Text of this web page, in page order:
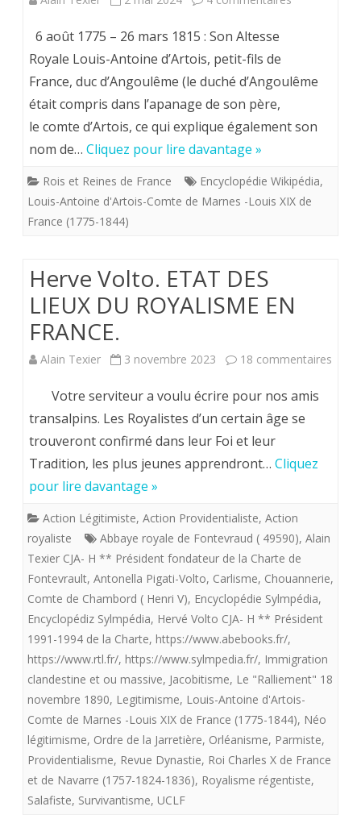
(1775-
Bourbon
pas…
si
peu.
6 août 1775 – 26 mars 1815 : Son Altesse
Royale Louis-Antoine d’Artois, petit-fils de
France, duc d’Angoulême (le duché d’Angoulême
était compris dans l’apanage de son père,
le comte d’Artois, ce qui explique également son
nom de… Cliquez pour lire davantage »
Rois et Reines de France Encyclopédie Wikipédia,
Louis-Antoine d'Artois-Comte de Marnes -Louis XIX de
France (1775-1844)
Herve Volto. ETAT DES
LIEUX DU ROYALISME EN
FRANCE.
Alain Texier 3 novembre 2023 18 commentaires
EN
Votre serviteur a voulu écrire pour nos amis
transalpins. Les Royalistes d’un certain âge se
trouveront confirmé dans leur Foi et leur
Tradition, les plus jeunes apprendront… Cliquez
pour lire davantage »
Action Légitimiste, Action Providentialiste, Action
royaliste
Abbaye royale de Fontevraud ( 49590), Alain
Texier CJA- H ** Président fondateur de la Charte de
Fontevrault, Antonella Pigati-Volto, Carlisme, Chouannerie,
Comte de Chambord ( Henri V), Encyclopédie Sylmpédia,
Encyclopédiz Sylmpédia, Hervé Volto CJA- H ** Président
1991-1994 de la Charte, https://www.abebooks.fr/,
https://www.rtl.fr/, https://www.sylmpedia.fr/, Immigration
clandestine et ou massive, Jacobitisme, Le "Ralliement" 18
novembre 1890, Legitimisme, Louis-Antoine d'Artois-
Comte de Marnes -Louis XIX de France (1775-1844), Néo
légitimisme, Ordre de la Jarretière, Orléanisme, Parmiste,
Providentialisme, Revue Dynastie, Roi Charles X de France
et de Navarre (1757-1824-1836), Royalisme régentiste,
Salafiste, Survivantisme, UCLF